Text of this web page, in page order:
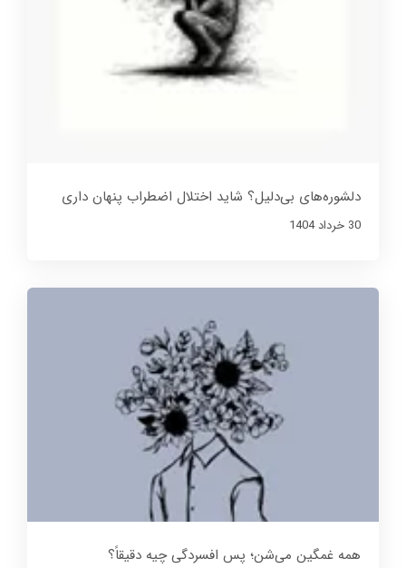
دلشوره‌های بی‌دلیل؟ شاید اختلال اضطراب پنهان داری
30 خرداد 1404
همه غمگین می‌شن؛ پس افسردگی چیه دقیقاً؟